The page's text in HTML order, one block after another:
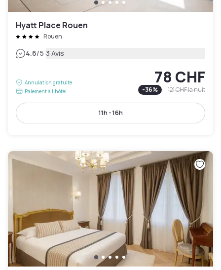
Hyatt Place Rouen
Rouen
4.6/5|3 Avis
Annulation gratuite
Paiement à l'hôtel
78 CHF
-36% 121 CHFla nuit
11h - 16h